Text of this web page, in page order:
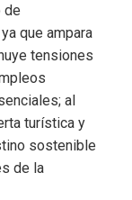
de
que ampara
tensiones
al
turística y
sostenible
de la